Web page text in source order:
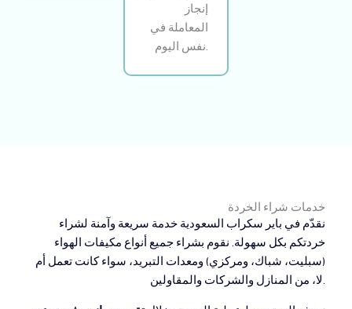
إنجاز
المعاملة في
نفس اليوم.
خدمات شراء الخردة
نقدّم في باير سكراب السعودية خدمة سريعة وآمنة لشراء
خردتكم بكل سهولة. نقوم بشراء جميع أنواع مكيفات الهواء
(سبليت، شباك، ومركزي) ومعدات التبريد، سواء كانت تعمل أم
لا، من المنازل والشركات والمقاولين.